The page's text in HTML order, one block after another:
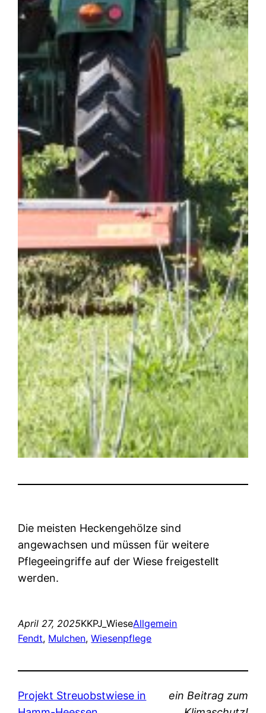
Die meisten Heckengehölze sind
angewachsen und müssen für weitere
Pflegeeingriffe auf der Wiese freigestellt
werden.
April 27, 2025KKPJ_WieseAllgemein
Fendt, Mulchen, Wiesenpflege
Projekt Streuobstwiese in
ein Beitrag zum